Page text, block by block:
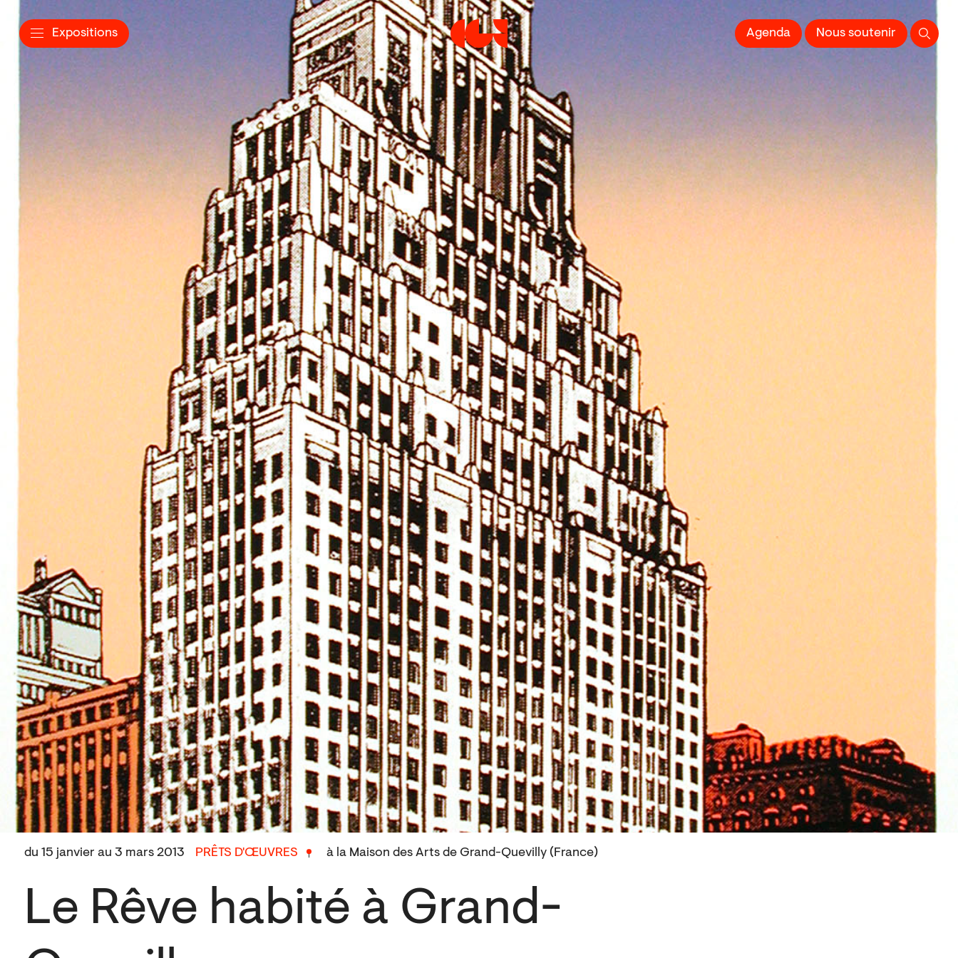
Expositions Centre de la Gravure et de l'Image impriméeAgenda Nous soutenir
du 15 janvier au 3 mars 2013 PRÊTS D'ŒUVRES à la Maison des Arts de Grand-Quevilly (France)
Le Rêve habité à Grand-